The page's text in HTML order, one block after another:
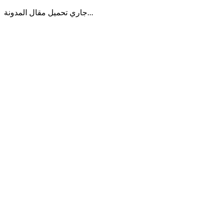
جاري تحميل مقال المدونة...